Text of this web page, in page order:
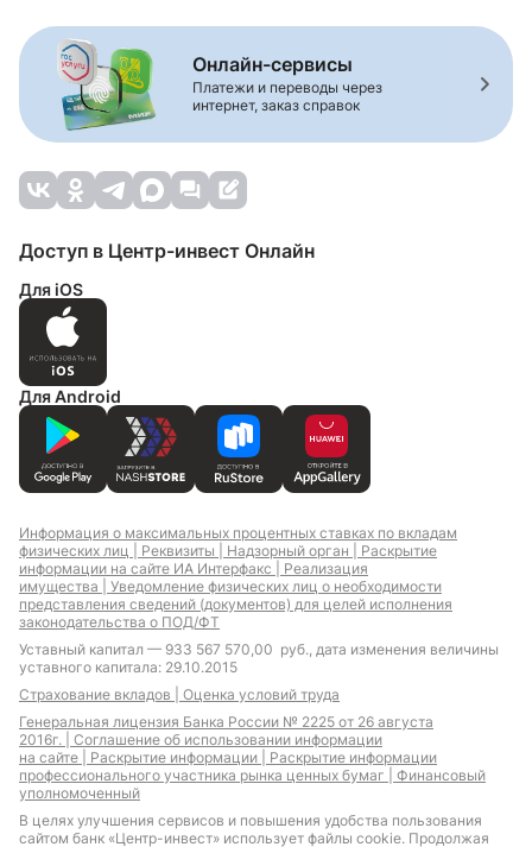
Онлайн-сервисы
Платежи и переводы через
интернет, заказ справок
Доступ в Центр-инвест Онлайн
Для iOS
Для Android
Информация о максимальных процентных ставках по вкладам
физических лиц | Реквизиты | Надзорный орган | Раскрытие
информации на сайте ИА Интерфакс | Реализация
имущества | Уведомление физических лиц о необходимости
представления сведений (документов) для целей исполнения
законодательства о ПОД/ФТ
Уставный капитал — 933 567 570,00 руб., дата изменения величины
уставного капитала: 29.10.2015
Страхование вкладов | Оценка условий труда
Генеральная лицензия Банка России № 2225 от 26 августа
2016г. | Соглашение об использовании информации
на сайте | Раскрытие информации | Раскрытие информации
профессионального участника рынка ценных бумаг | Финансовый
уполномоченный
В целях улучшения сервисов и повышения удобства пользования
сайтом банк «Центр-инвест» использует файлы cookie. Продолжая